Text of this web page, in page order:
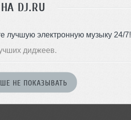
DJ.RU
лучшую электронную музыку 24/7!
диджеев.
НЕ ПОКАЗЫВАТЬ